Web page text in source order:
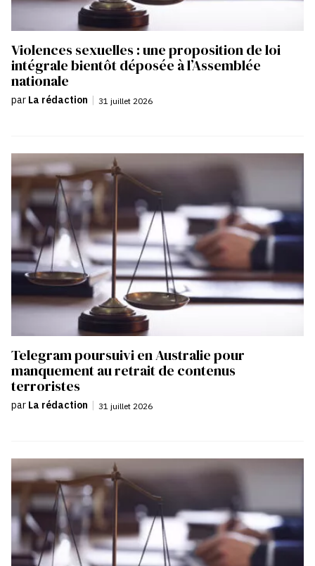
Violences sexuelles : une proposition de loi
intégrale bientôt déposée à l’Assemblée
nationale
par La rédaction | 31 juillet 2026
Telegram poursuivi en Australie pour
manquement au retrait de contenus
terroristes
par La rédaction | 31 juillet 2026